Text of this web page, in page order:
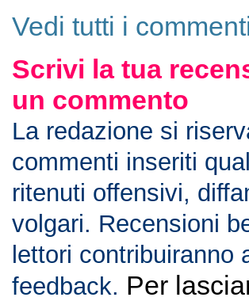
Vedi tutti i
Scrivi la tua
un commento
La redazione si
commenti inseriti
ritenuti offensivi,
volgari. Recensioni
lettori contribuiranno
feedback. Per